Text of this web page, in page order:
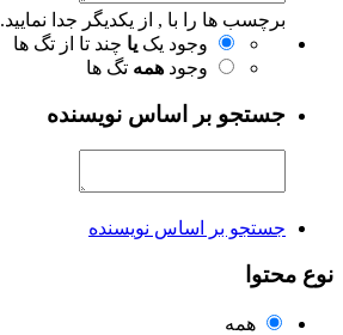
برچسب ها را با , از یکدیگر جدا نمایید.
وجود یک یا چند تا از تگ ها
وجود همه تگ ها
جستجو بر اساس نویسنده
جستجو بر اساس نویسنده
نوع محتوا
همه